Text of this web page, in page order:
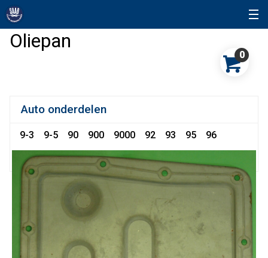
Oliepan
0
Auto onderdelen
9-3 9-5 90 900 9000 92 93 95 96
96 Sonett 99 Snuffelhoek Sonett